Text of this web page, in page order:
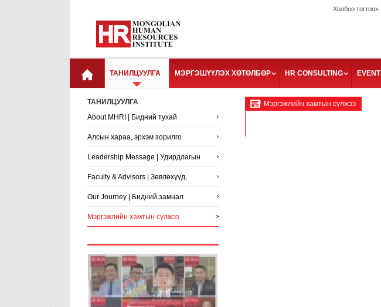
Холбоо тогтоох
ТАНИЛЦУУЛГА МЭРГЭШҮҮЛЭХ ХӨТӨЛБӨР HR CONSULTING
ТАНИЛЦУУЛГА
About MHRI | Бидний тухай
Алсын хараа, эрхэм зорилго
Leadership Message | Удирдлагын
мэндчилгээ
Faculty & Advisors | Зөвлөхүүд,
сургагчид
Our Journey | Бидний замнал
Мэргэжлийн хамтын сүлжээ
Мэргэжлийн хамтын сүлжээ